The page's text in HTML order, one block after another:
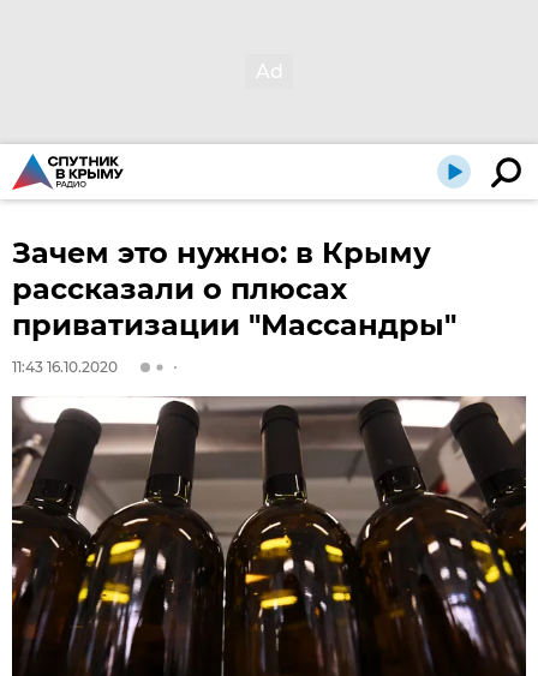
Зачем это нужно: в Крыму
рассказали о плюсах
приватизации "Массандры"
11:43 16.10.2020